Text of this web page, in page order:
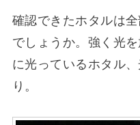
確認できたホタルは
でしょうか。強く光
に光っているホタル
り。